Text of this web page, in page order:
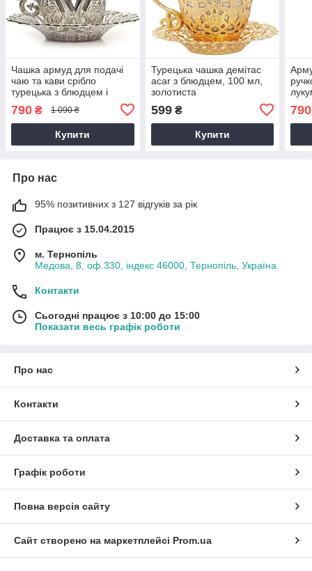
Чашка армуд для подачі
чаю та кави срібло
турецька з блюдцем і
790 ₴ 1 090 ₴
Купити
Турецька чашка демітас
acar з блюдцем, 100 мл,
золотиста
599₴
Купити
790
Про нас
95% позитивних з 127 відгуків за рік
Працює з 15.04.2015
м. Тернопіль
Медова, 8, оф.330, індекс 46000, Тернопіль, Україна
Контакти
Сьогодні працює з 10:00 до 15:00
Показати весь графік роботи
Про нас
Контакти
Доставка та оплата
Графік роботи
Повна версія сайту
Сайт створено на маркетплейсі Prom.ua